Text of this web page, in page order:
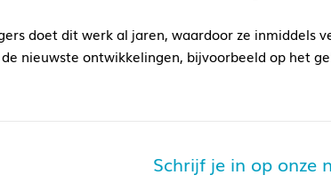
doet dit werk al jaren, waardoor ze inmiddels
nieuwste ontwikkelingen, bijvoorbeeld op het
Schrijf je in op onze